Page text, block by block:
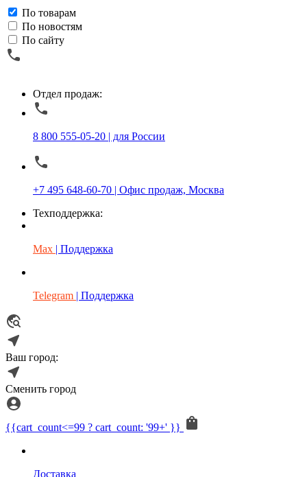
По товарам
По новостям
По сайту
Отдел продаж:
8 800 555-05-20 | для России
+7 495 648-60-70 | Офис продаж, Москва
Техподдержка:
Max | Поддержка
Telegram | Поддержка
Ваш город:
Сменить город
{{cart_count<=99 ? cart_count: '99+' }}
Доставка